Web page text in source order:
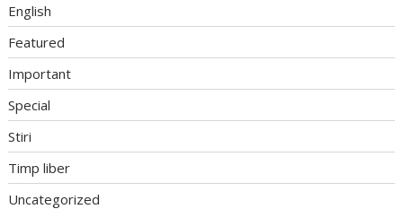
English
Featured
Important
Special
Stiri
Timp liber
Uncategorized